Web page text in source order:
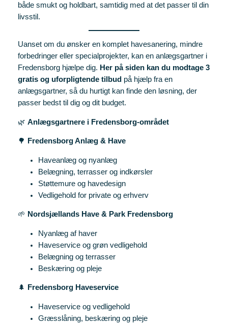
både smukt og holdbart, samtidig med at det passer til din
livsstil.
Uanset om du ønsker en komplet havesanering, mindre
forbedringer eller specialprojekter, kan en anlægsgartner i
Fredensborg hjælpe dig. Her på siden kan du modtage 3
gratis og uforpligtende tilbud på hjælp fra en
anlægsgartner, så du hurtigt kan finde den løsning, der
passer bedst til dig og dit budget.
🌿 Anlægsgartnere i Fredensborg-området
🌳 Fredensborg Anlæg & Have
Haveanlæg og nyanlæg
Belægning, terrasser og indkørsler
Støttemure og havedesign
Vedligehold for private og erhverv
🌱 Nordsjællands Have & Park Fredensborg
Nyanlæg af haver
Haveservice og grøn vedligehold
Belægning og terrasser
Beskæring og pleje
🌲 Fredensborg Haveservice
Haveservice og vedligehold
Græsslåning, beskæring og pleje